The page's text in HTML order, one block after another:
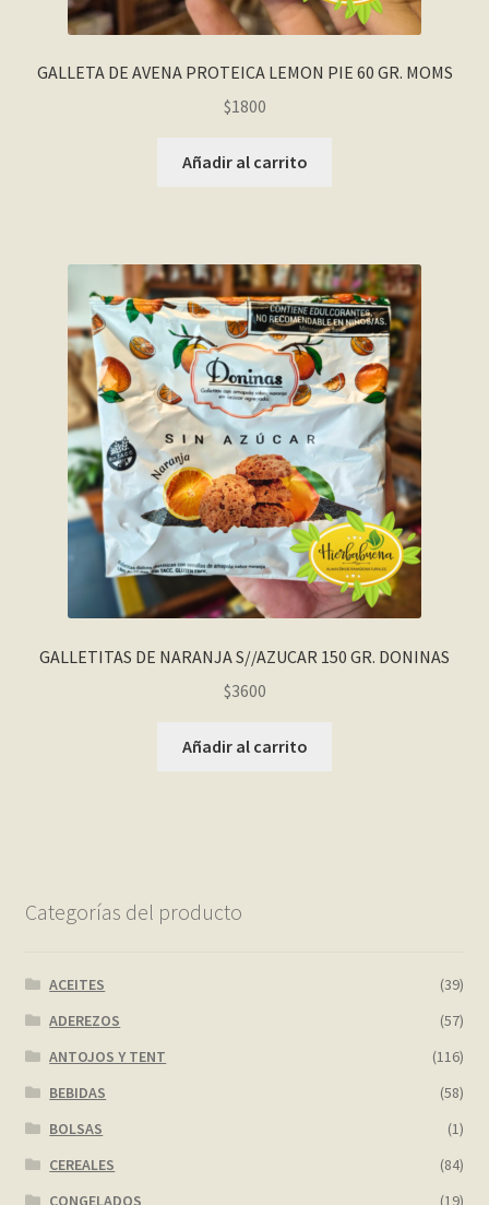
GALLETA DE AVENA PROTEICA LEMON PIE 60 GR. MOMS
$1800
Añadir al carrito
GALLETITAS DE NARANJA S//AZUCAR 150 GR. DONINAS
$3600
Añadir al carrito
Categorías del producto
ACEITES
(39)
ADEREZOS
(57)
ANTOJOS Y TENT
(116)
BEBIDAS
(58)
BOLSAS
(1)
CEREALES
(84)
CONGELADOS
(19)